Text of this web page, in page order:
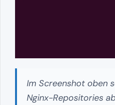
Im Screenshot oben
Nginx-Repositories